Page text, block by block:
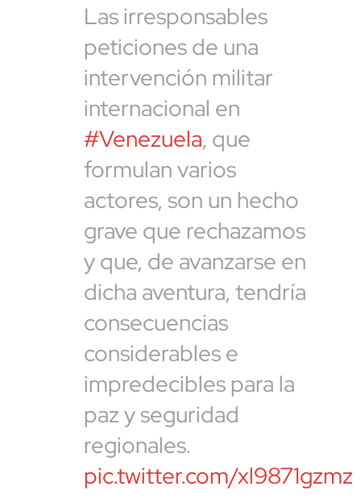
Las irresponsables
peticiones de una
intervención militar
internacional en
#Venezuela, que
formulan varios
actores, son un hecho
grave que rechazamos
y que, de avanzarse en
dicha aventura, tendría
consecuencias
considerables e
impredecibles para la
paz y seguridad
regionales.
pic.twitter.com/xl9871gzmz